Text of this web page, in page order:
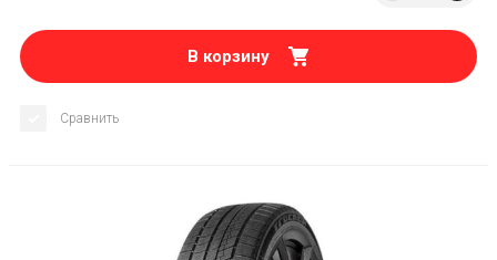
В корзину
Сравнить